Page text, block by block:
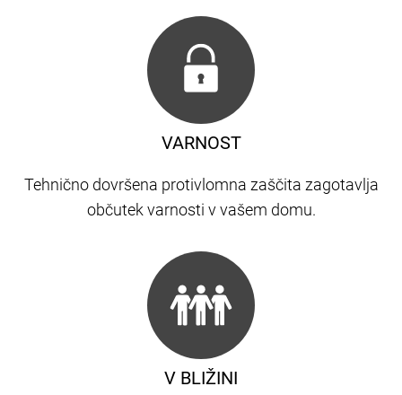
V BLIŽINI
VARNOST
Tehnično dovršena protivlomna zaščita zagotavlja
občutek varnosti v vašem domu.